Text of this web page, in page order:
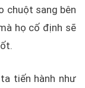
chuột sang bên
họ cố định sẽ
tiến hành như